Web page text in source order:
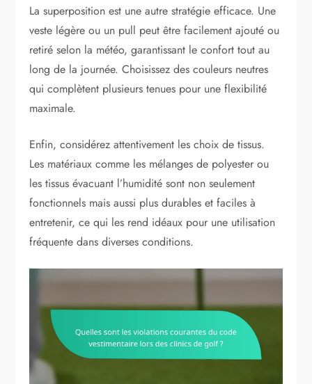
La superposition est une autre stratégie efficace. Une
veste légère ou un pull peut être facilement ajouté ou
retiré selon la météo, garantissant le confort tout au
long de la journée. Choisissez des couleurs neutres
qui complètent plusieurs tenues pour une flexibilité
maximale.
Enfin, considérez attentivement les choix de tissus.
Les matériaux comme les mélanges de polyester ou
les tissus évacuant l’humidité sont non seulement
fonctionnels mais aussi plus durables et faciles à
entretenir, ce qui les rend idéaux pour une utilisation
fréquente dans diverses conditions.